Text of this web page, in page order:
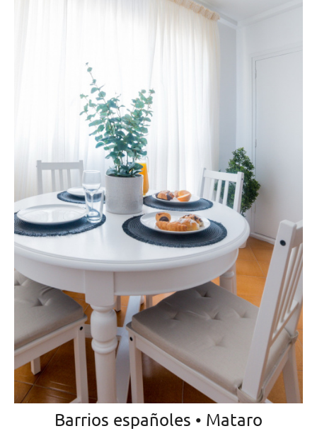
Barrios españoles • Mataro